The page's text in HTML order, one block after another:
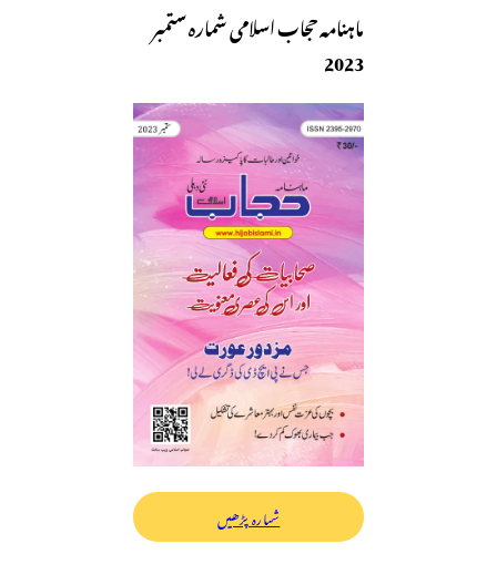
ماہنامہ حجاب اسلامی شمارہ ستمبر
2023
شمارہ پڑھیں